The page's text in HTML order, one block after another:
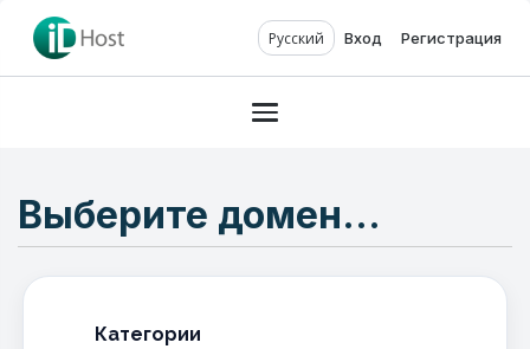
Русский Вход Регистрация
Toggle navigation
Выберите домен...
Категории